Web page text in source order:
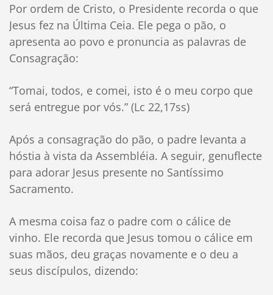
Por ordem de Cristo, o Presidente recorda o que
Jesus fez na Última Ceia. Ele pega o pão, o
apresenta ao povo e pronuncia as palavras de
Consagração:
“Tomai, todos, e comei, isto é o meu corpo que
será entregue por vós.” (Lc 22,17ss)
Após a consagração do pão, o padre levanta a
hóstia à vista da Assembléia. A seguir, genuflecte
para adorar Jesus presente no Santíssimo
Sacramento.
A mesma coisa faz o padre com o cálice de
vinho. Ele recorda que Jesus tomou o cálice em
suas mãos, deu graças novamente e o deu a
seus discípulos, dizendo: